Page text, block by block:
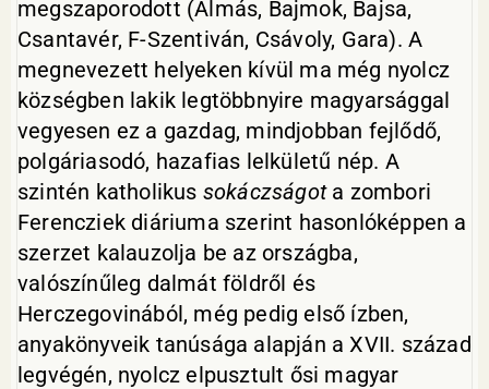
megszaporodott (Almás, Bajmok, Bajsa,
Csantavér, F-Szentiván, Csávoly, Gara). A
megnevezett helyeken kívül ma még nyolcz
községben lakik legtöbbnyire magyarsággal
vegyesen ez a gazdag, mindjobban fejlődő,
polgáriasodó, hazafias lelkületű nép. A
szintén katholikus sokáczságota zombori
Ferencziek diáriuma szerint hasonlóképpen a
szerzet kalauzolja be az országba,
valószínűleg dalmát földről és
Herczegovinából, még pedig első ízben,
anyakönyveik tanúsága alapján a XVII. század
legvégén, nyolcz elpusztult ősi magyar